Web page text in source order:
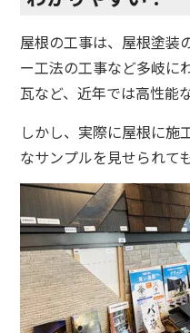
屋根の工事は、屋根塗装
ー工法の工事など多岐に
瓦など、近年では高性能
しかし、実際に屋根に施
なサンプルを見せられて